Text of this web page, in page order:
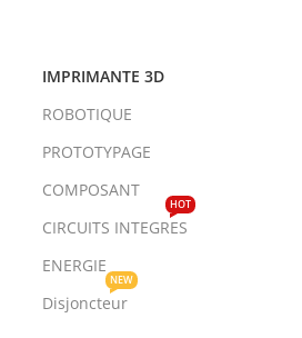
IMPRIMANTE 3D
ROBOTIQUE
PROTOTYPAGE
COMPOSANT
CIRCUITS INTEGRES
HOT
ENERGIE
Disjoncteur
NEW